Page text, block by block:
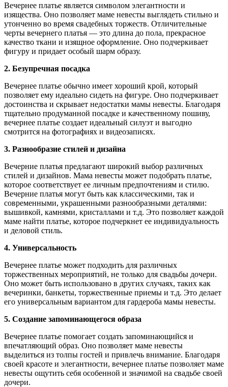
Вечернее платье является символом элегантности и
изящества. Оно позволяет маме невесты выглядеть стильно и
утонченно во время свадебных торжеств. Отличительные
черты вечернего платья — это длина до пола, прекрасное
качество ткани и изящное оформление. Оно подчеркивает
фигуру и придает особый шарм образу.
2. Безупречная посадка
Вечернее платье обычно имеет хороший крой, который
позволяет ему идеально сидеть на фигуре. Оно подчеркивает
достоинства и скрывает недостатки мамы невесты. Благодаря
тщательно продуманной посадке и качественному пошиву,
вечернее платье создает идеальный силуэт и выгодно
смотрится на фотографиях и видеозаписях.
3. Разнообразие стилей и дизайна
Вечерние платья предлагают широкий выбор различных
стилей и дизайнов. Мама невесты может подобрать платье,
которое соответствует ее личным предпочтениям и стилю.
Вечерние платья могут быть как классическими, так и
современными, украшенными разнообразными деталями:
вышивкой, камнями, кристаллами и т.д. Это позволяет каждой
маме найти платье, которое подчеркнет ее индивидуальность
и деловой стиль.
4. Универсальность
Вечернее платье может подходить для различных
торжественных мероприятий, не только для свадьбы дочери.
Оно может быть использовано в других случаях, таких как
вечеринки, банкеты, торжественные приемы и т.д. Это делает
его универсальным вариантом для гардероба мамы невесты.
5. Создание запоминающегося образа
Вечернее платье помогает создать запоминающийся и
впечатляющий образ. Оно позволяет маме невесты
выделиться из толпы гостей и привлечь внимание. Благодаря
своей красоте и элегантности, вечернее платье позволяет маме
невесты ощутить себя особенной и значимой на свадьбе своей
дочери.